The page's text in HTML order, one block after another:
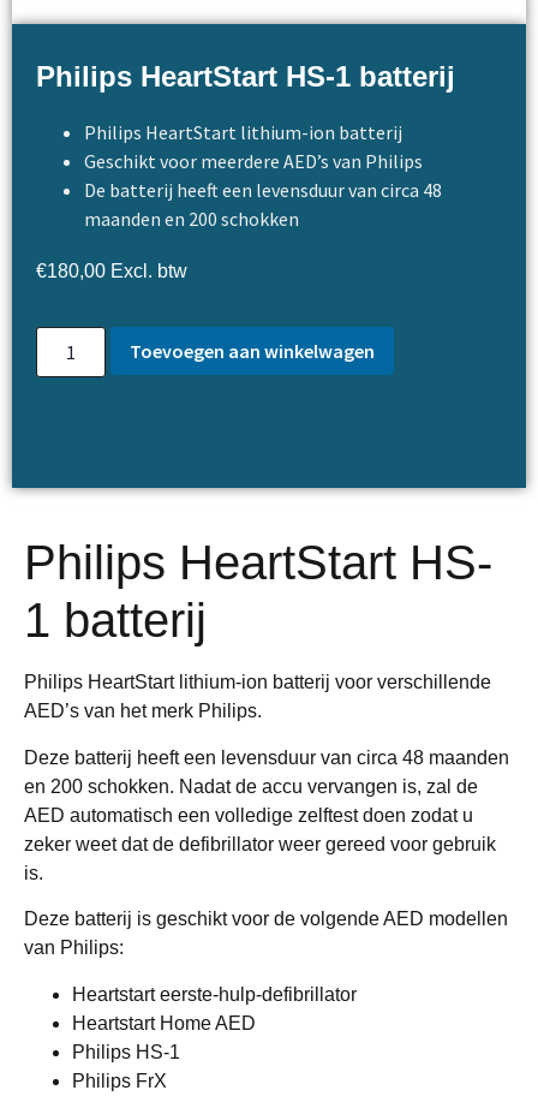
Philips HeartStart HS-1 batterij
Philips HeartStart lithium-ion batterij
Geschikt voor meerdere AED’s van Philips
De batterij heeft een levensduur van circa 48
maanden en 200 schokken
€180,00 Excl. btw
Toevoegen aan winkelwagen
Philips HeartStart HS-
1 batterij
Philips HeartStart lithium-ion batterij voor verschillende
AED’s van het merk Philips.
Deze batterij heeft een levensduur van circa 48 maanden
en 200 schokken. Nadat de accu vervangen is, zal de
AED automatisch een volledige zelftest doen zodat u
zeker weet dat de defibrillator weer gereed voor gebruik
is.
Deze batterij is geschikt voor de volgende AED modellen
van Philips:
Heartstart eerste-hulp-defibrillator
Heartstart Home AED
Philips HS-1
Philips FrX